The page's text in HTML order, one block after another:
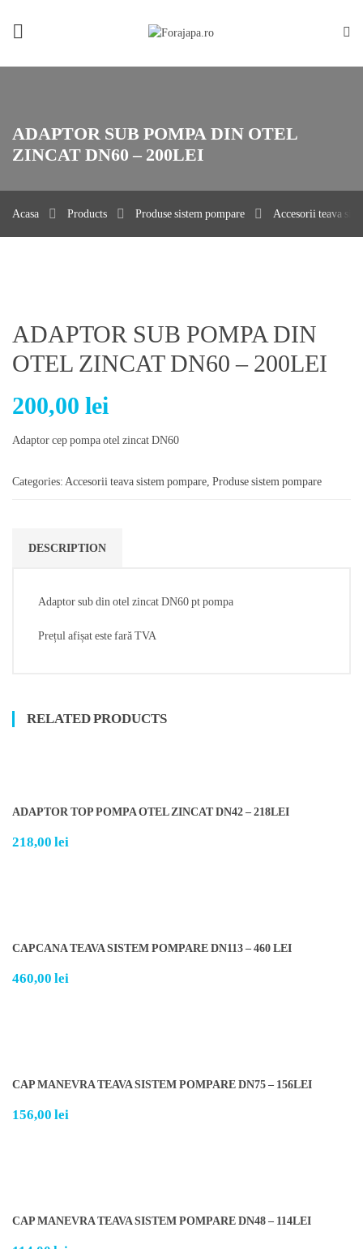
ADAPTOR SUB POMPA DIN OTEL
ZINCAT DN60 – 200LEI
Acasa Products Produse sistem pompare Accesorii teava
ADAPTOR SUB POMPA DIN
OTEL ZINCAT DN60 – 200LEI
200,00 lei
Adaptor cep pompa otel zincat DN60
Categories: Accesorii teava sistem pompare, Produse sistem pompare
DESCRIPTION
Adaptor sub din otel zincat DN60 pt pompa
Prețul afișat este fară TVA
RELATED PRODUCTS
ADAPTOR TOP POMPA OTEL ZINCAT DN42 – 218LEI
218,00 lei
CAPCANA TEAVA SISTEM POMPARE DN113 – 460 LEI
460,00 lei
CAP MANEVRA TEAVA SISTEM POMPARE DN75 – 156LEI
156,00 lei
CAP MANEVRA TEAVA SISTEM POMPARE DN48 – 114LEI